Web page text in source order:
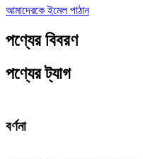
আমাদেরকে ইমেল পাঠান
পণ্যের বিবরণ
পণ্যের ট্যাগ
বর্ণনা